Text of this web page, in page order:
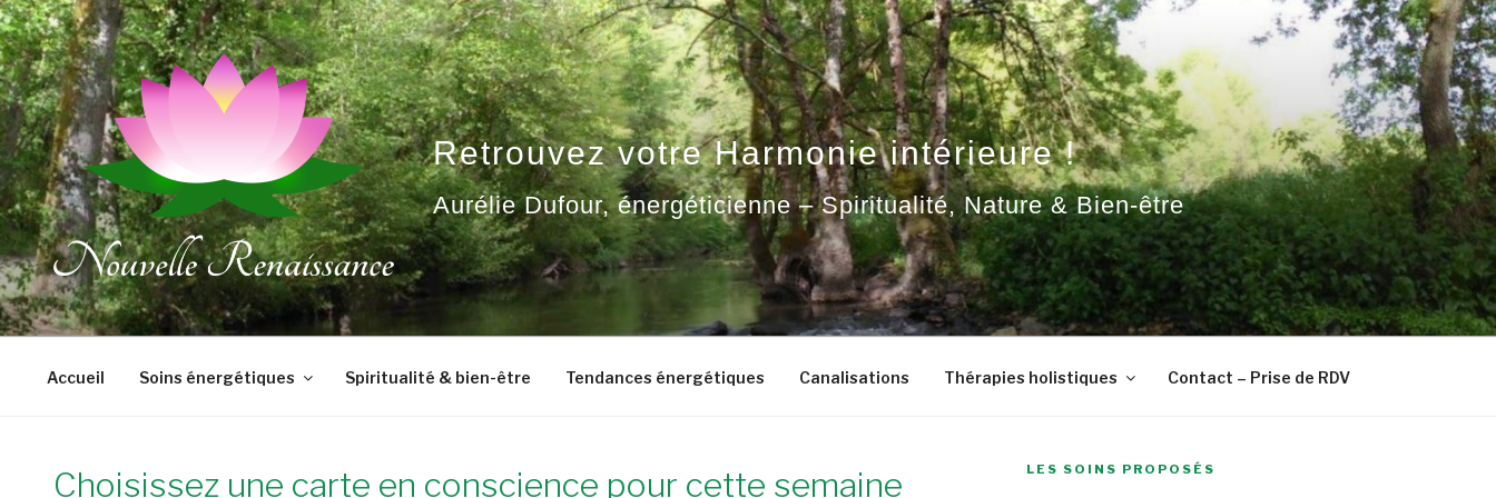
Aller
au
contenu
principal
Retrouvez votre Harmonie intérieure !
Aurélie Dufour, énergéticienne – Spiritualité, Nature & Bien-être
Accueil Soins énergétiques Spiritualité & bien-être Tendances énergétiques Canalisations Thérapies holistiques Contact – Prise de RDV
Choisissez une carte en conscience pour cette semaine LES SOINS PROPOSÉS